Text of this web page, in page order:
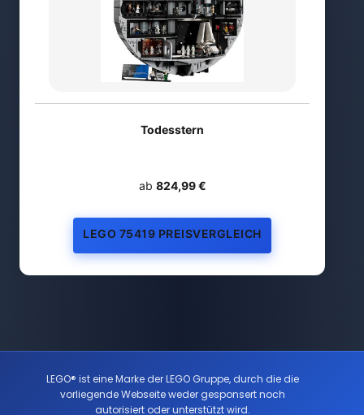
Todesstern
ab 824,99 €
LEGO 75419 PREISVERGLEICH
LEGO® ist eine Marke der LEGO Gruppe, durch die die
vorliegende Webseite weder gesponsert noch
autorisiert oder unterstützt wird.